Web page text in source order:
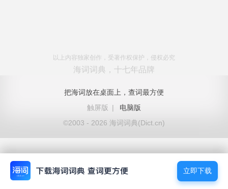
以上内容独家创作，受著作权保护，侵权必究
海词词典，十七年品牌
把海词放在桌面上，查词最方便
触屏版
|
电脑版
©2003 - 2026 海词词典(Dict.cn)
立即下载
立即下载